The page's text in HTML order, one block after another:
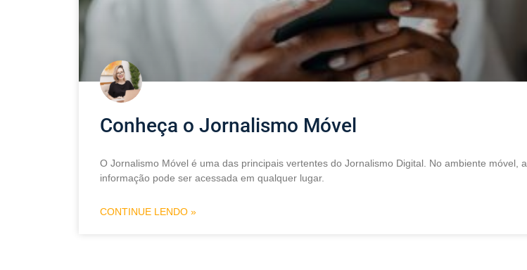
Conheça o Jornalismo Móvel
O Jornalismo Móvel é uma das principais vertentes do Jornalismo Digital. No ambiente móvel, a
informação pode ser acessada em qualquer lugar.
CONTINUE LENDO »